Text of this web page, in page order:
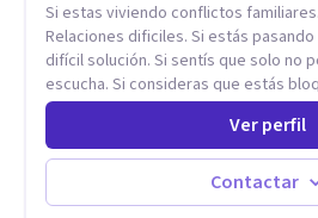
Si estas viviendo conflictos
Relaciones dificiles. Si estás
difícil solución. Si sentís que solo no
escucha. Si consideras que estás
comprensión. Si no logras definir
sueños, deseos. Si pensás que lo
grave, pero podría ayudar. Si estás
intención es hacer algo con lo que te está
en comunicarte a fin de comenzar a
Ver perfil
Contactar